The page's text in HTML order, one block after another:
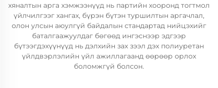
хяналтын арга хэмжээнүүд нь партийн хооронд тогтмол
үйлчилгээг хангах, бүрэн бүтэн туршилтын аргачлал,
олон улсын аюулгүй байдалын стандартад нийцэхийг
баталгаажуулдаг бөгөөд ингэснээр эдгээр
бүтээгдэхүүнүүд нь дэлхийн зах зээл дэх полиуретан
үйлдвэрлэлийн үйл ажиллагаанд өөрөөр орлох
боломжгүй болсон.